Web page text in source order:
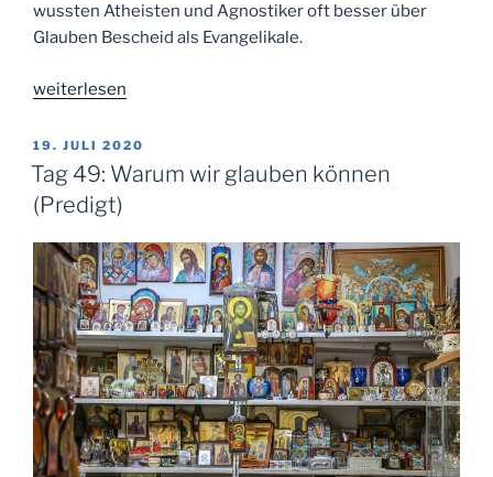
wussten Atheisten und Agnostiker oft besser über
Glauben Bescheid als Evangelikale.
„Tag
Wie
wir
handeln
sollen
(Predigt)“
weiterlesen
VERÖFFENTLICHT
AM
19. JULI 2020
Tag 49: Warum wir glauben können
(Predigt)